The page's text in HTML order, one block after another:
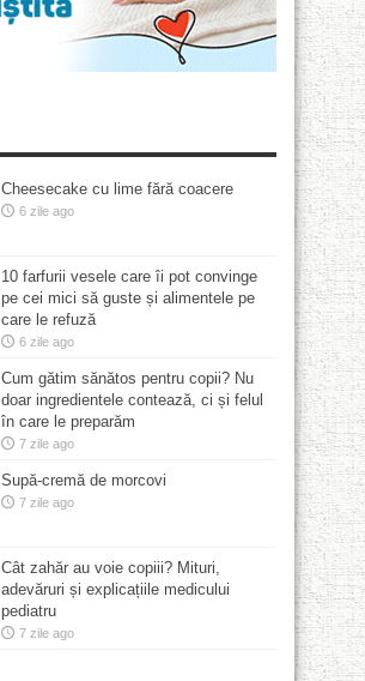
Cheesecake cu lime fără coacere
6 zile ago
10 farfurii vesele care îi pot convinge
pe cei mici să guste și alimentele pe
care le refuză
6 zile ago
Cum gătim sănătos pentru copii? Nu
doar ingredientele contează, ci și felul
în care le preparăm
7 zile ago
Supă-cremă de morcovi
7 zile ago
Cât zahăr au voie copiii? Mituri,
adevăruri și explicațiile medicului
pediatru
7 zile ago